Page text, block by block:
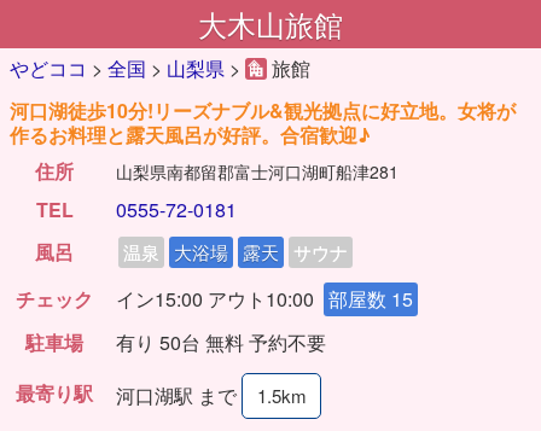
大木山旅館
やどココ > 全国 > 山梨県 >
旅館
河口湖徒歩10分!リーズナブル&観光拠点に好立地。女将が
作るお料理と露天風呂が好評。合宿歓迎♪
住所
山梨県南都留郡富士河口湖町船津281
TEL
0555-72-0181
風呂
温泉 大浴場 露天 サウナ
チェック イン15:00 アウト10:00 部屋数 15
駐車場
有り 50台 無料 予約不要
最寄り駅
河口湖駅 まで 1.5km